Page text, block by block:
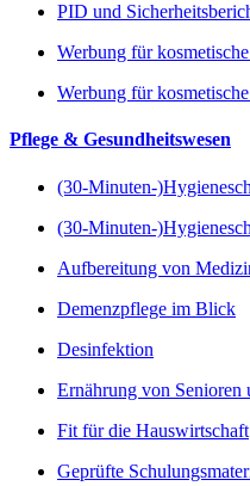
PID und
Werbung für
Werbung für
Pflege & Gesundheitswesen
(30-Minuten-
(30-Minuten-
Aufbereitung von
Demenzpflege im Blick
Desinfektion
Ernährung von Senioren
Fit für die Hauswirtschaft
Geprüfte